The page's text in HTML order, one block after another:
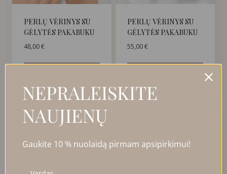
PERLŲ VĖRINYS SU
GĖLYTĖS PAKABUKU
48,00€
PERLŲ VĖRINYS SU
GĖLYTĖS PAKABUKU
55,00€
NEPRALEISKITE
NAUJIENŲ
Gaukite 10 % nuolaidą pirmam apsipirkimui!